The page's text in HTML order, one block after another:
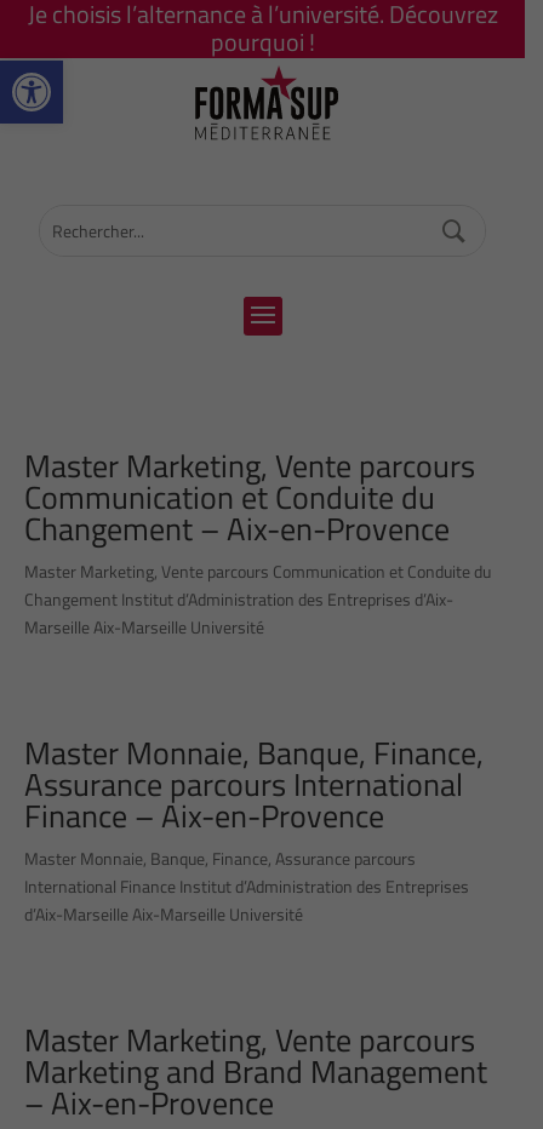
Ouvrir la barre d’outils
Je choisis l’alternance à l’université. Découvrez
pourquoi !
Master Marketing, Vente parcours
Communication et Conduite du
Changement – Aix-en-Provence
Master Marketing, Vente parcours Communication et Conduite du
Changement Institut d’Administration des Entreprises d’Aix-
Marseille Aix-Marseille Université
Master Monnaie, Banque, Finance,
Assurance parcours International
Finance – Aix-en-Provence
Master Monnaie, Banque, Finance, Assurance parcours
International Finance Institut d’Administration des Entreprises
d’Aix-Marseille Aix-Marseille Université
Master Marketing, Vente parcours
Marketing and Brand Management
– Aix-en-Provence